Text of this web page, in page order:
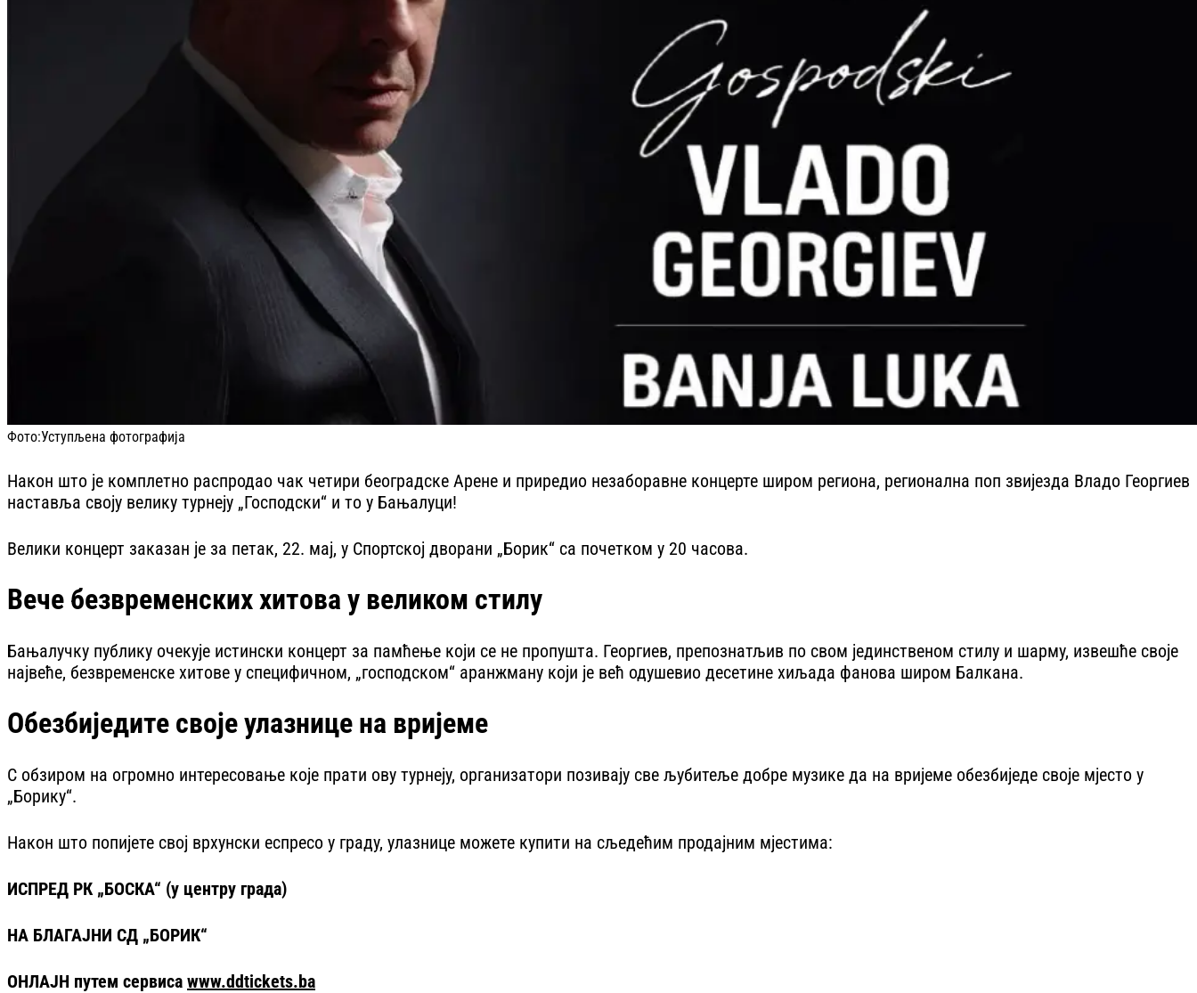
Фото:Уступљена фотографија
Након што је комплетно распродао чак четири београдске Арене и приредио незаборавне концерте широм региона, регионална поп звијезда Владо Георгиев
наставља своју велику турнеју „Господски“ и то у Бањалуци!
Велики концерт заказан је за петак, 22. мај, у Спортској дворани „Борик“ са почетком у 20 часова.
Вече безвременских хитова у великом стилу
Бањалучку публику очекује истински концерт за памћење који се не пропушта. Георгиев, препознатљив по свом јединственом стилу и шарму, извешће своје
највеће, безвременске хитове у специфичном, „господском“ аранжману који је већ одушевио десетине хиљада фанова широм Балкана.
Обезбиједите своје улазнице на вријеме
С обзиром на огромно интересовање које прати ову турнеју, организатори позивају све љубитеље добре музике да на вријеме обезбиједе своје мјесто у
„Борику“.
Након што попијете свој врхунски еспресо у граду, улазнице можете купити на сљедећим продајним мјестима:
ИСПРЕД РК „БОСКА“ (у центру града)
НА БЛАГАЈНИ СД „БОРИК“
ОНЛАЈН путем сервиса www.ddtickets.ba